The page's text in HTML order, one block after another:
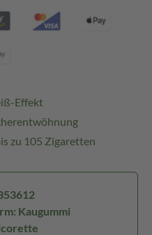
Effekt
zu 105 Zigaretten
Kaugummi